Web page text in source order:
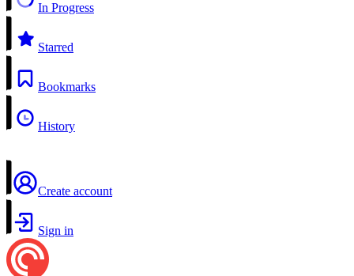
In Progress
Starred
Bookmarks
History
Create account
Sign in